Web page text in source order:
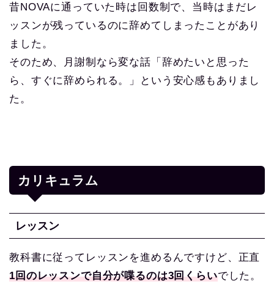
昔NOVAに通っていた時は回数制で、当時はまだレ
ッスンが残っているのに辞めてしまったことがあり
ました。
そのため、月謝制なら変な話「辞めたいと思った
ら、すぐに辞められる。」という安心感もありまし
た。
カリキュラム
レッスン
教科書に従ってレッスンを進めるんですけど、正直
1回のレッスンで自分が喋るのは3回くらいでした。